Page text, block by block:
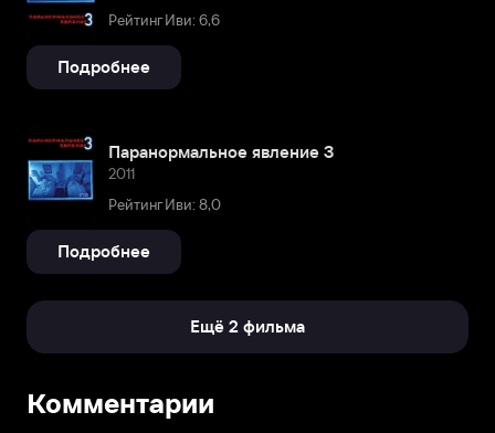
Рейтинг Иви: 6,6
Подробнее
Паранормальное явление 3
2011
Рейтинг Иви: 8,0
Подробнее
Ещё 2 фильма
Комментарии